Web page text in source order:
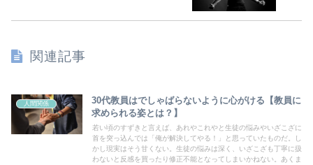
関連記事
人間関係
30代教員はでしゃばらないように心がける【教員に
求められる姿とは？】
若い頃のすずきと言えば、あれやこれやと生徒の悩みやいざこざに
首を突っ込んでは「俺が解決してやる！」と思っていたものだ。し
かし現実はそう甘くない。生徒の悩みは深く、いざこざも丁寧に扱
わないと反感を買ったり修正不能となってしまいかねない。あくま